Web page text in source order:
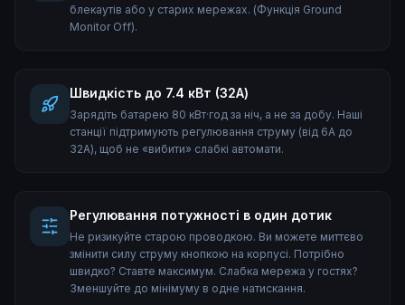
блекаутів або у старих мережах. (Функція Ground
Monitor Off).
Швидкість до 7.4 кВт (32А)
Зарядіть батарею 80 кВт·год за ніч, а не за добу. Наші
станції підтримують регулювання струму (від 6А до
32А), щоб не «вибити» слабкі автомати.
Регулювання потужності в один дотик
Не ризикуйте старою проводкою. Ви можете миттєво
змінити силу струму кнопкою на корпусі. Потрібно
швидко? Ставте максимум. Слабка мережа у гостях?
Зменшуйте до мінімуму в одне натискання.